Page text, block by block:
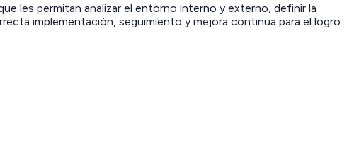
les permitan analizar el entorno interno y externo, definir la
implementación, seguimiento y mejora continua para el logro